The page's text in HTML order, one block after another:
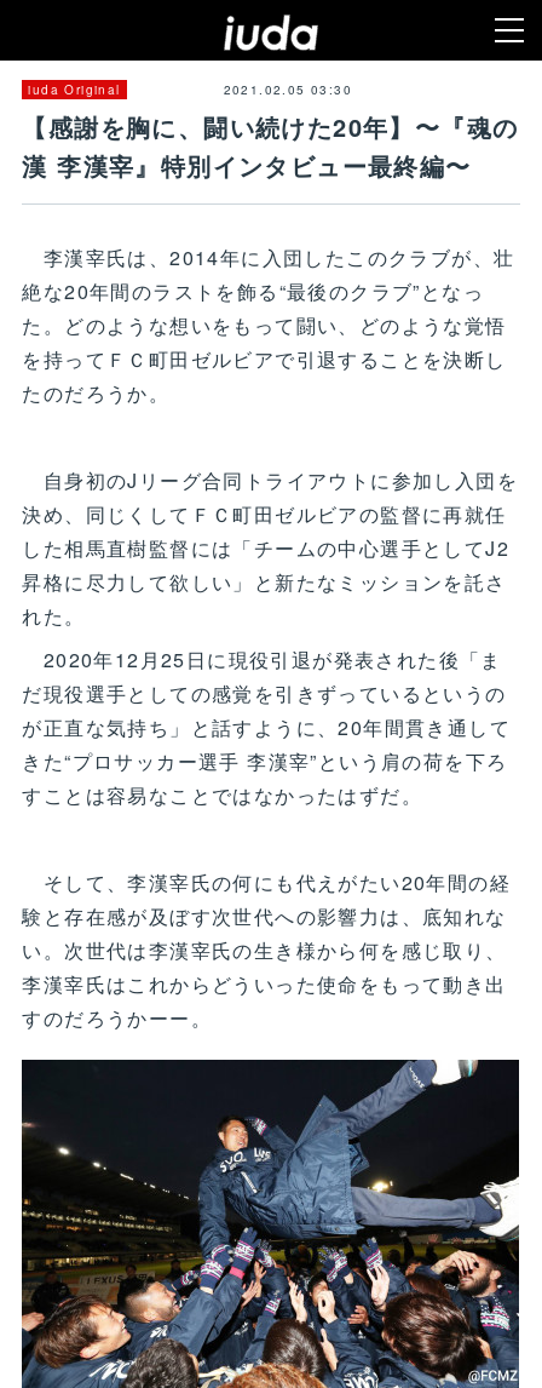
iuda Original 2021.02.05 03:30
【感謝を胸に、闘い続けた20年】〜『魂の
漢 李漢宰』特別インタビュー最終編〜
李漢宰氏は、2014年に入団したこのクラブが、壮
絶な20年間のラストを飾る“最後のクラブ”となっ
た。どのような想いをもって闘い、どのような覚悟
を持ってＦＣ町田ゼルビアで引退することを決断し
たのだろうか。
自身初のJリーグ合同トライアウトに参加し入団を
決め、同じくしてＦＣ町田ゼルビアの監督に再就任
した相馬直樹監督には「チームの中心選手としてJ2
昇格に尽力して欲しい」と新たなミッションを託さ
れた。
2020年12月25日に現役引退が発表された後「ま
だ現役選手としての感覚を引きずっているというの
が正直な気持ち」と話すように、20年間貫き通して
きた“プロサッカー選手 李漢宰”という肩の荷を下ろ
すことは容易なことではなかったはずだ。
そして、李漢宰氏の何にも代えがたい20年間の経
験と存在感が及ぼす次世代への影響力は、底知れな
い。次世代は李漢宰氏の生き様から何を感じ取り、
李漢宰氏はこれからどういった使命をもって動き出
すのだろうかーー。